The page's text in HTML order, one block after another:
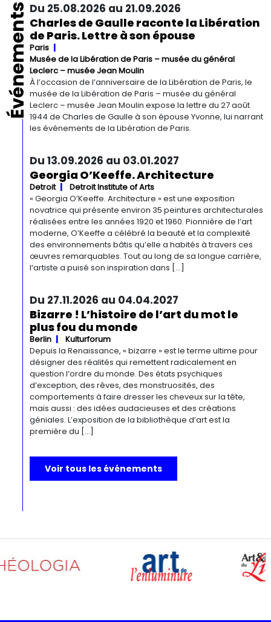
ÉvénementsDu 25.08.2026 au 21.09.2026
Charles de Gaulle raconte la Libération
de Paris. Lettre à son épouse
Paris
Musée de la Libération de Paris – musée du général
Leclerc – musée Jean Moulin
À l’occasion de l’anniversaire de la Libération de Paris, le
musée de la Libération de Paris – musée du général
Leclerc – musée Jean Moulin expose la lettre du 27 août
1944 de Charles de Gaulle à son épouse Yvonne, lui narrant
les événements de la Libération de Paris.
Du 13.09.2026 au 03.01.2027
Georgia O’Keeffe. Architecture
Detroit
Detroit Institute of Arts
« Georgia O’Keeffe. Architecture » est une exposition
novatrice qui présente environ 35 peintures architecturales
réalisées entre les années 1920 et 1960. Pionnière de l’art
moderne, O’Keeffe a célébré la beauté et la complexité
des environnements bâtis qu’elle a habités à travers ces
œuvres remarquables. Tout au long de sa longue carrière,
l’artiste a puisé son inspiration dans […]
Du 27.11.2026 au 04.04.2027
Bizarre ! L’histoire de l’art du mot le
plus fou du monde
Berlin
Kulturforum
Depuis la Renaissance, « bizarre » est le terme ultime pour
désigner des réalités qui remettent radicalement en
question l’ordre du monde. Des états psychiques
d’exception, des rêves, des monstruosités, des
comportements à faire dresser les cheveux sur la tête,
mais aussi : des idées audacieuses et des créations
géniales. L’exposition de la bibliothèque d’art est la
première du […]
Voir tous les événements